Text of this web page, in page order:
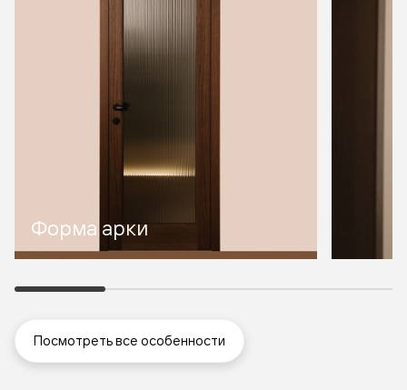
Форма арки
Посмотреть все особенности